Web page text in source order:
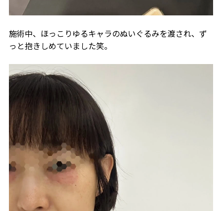
施術中、ほっこりゆるキャラのぬいぐるみを渡され、ず
っと抱きしめていました笑。